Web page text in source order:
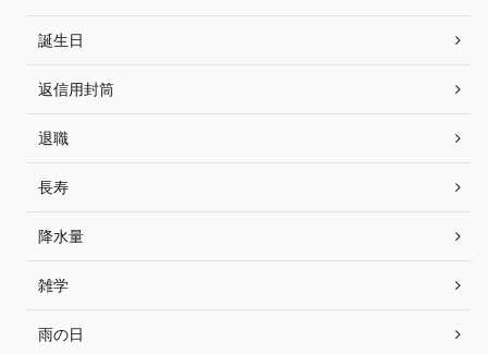
誕生日
返信用封筒
退職
長寿
降水量
雑学
雨の日